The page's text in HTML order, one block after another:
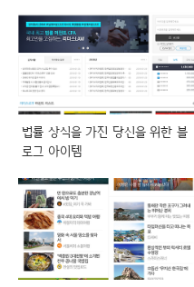
법률 상식을 가진 당신을 위한 블
로그 아이템